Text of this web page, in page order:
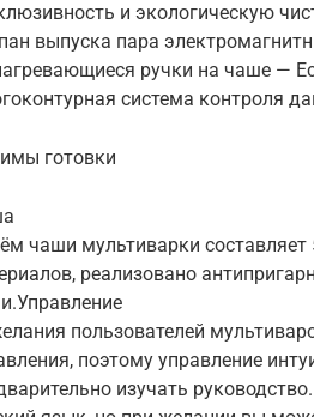
и экологическую
выпуска пара
ручки на чаше —
система контроля
готовки
чаши мультиварки
реализовано
пользователей
поэтому управление
изучать